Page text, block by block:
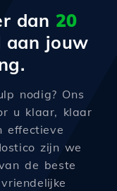
dan 20
aan jouw
nodig? Ons
u klaar, klaar
effectieve
zijn we
de beste